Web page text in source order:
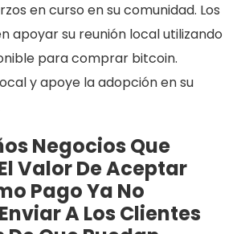
en curso en su comunidad. Los
apoyar su reunión local utilizando
para comprar bitcoin.
y apoye la adopción en su
Negocios Que
Valor De Aceptar
Pago Ya No
A Los Clientes